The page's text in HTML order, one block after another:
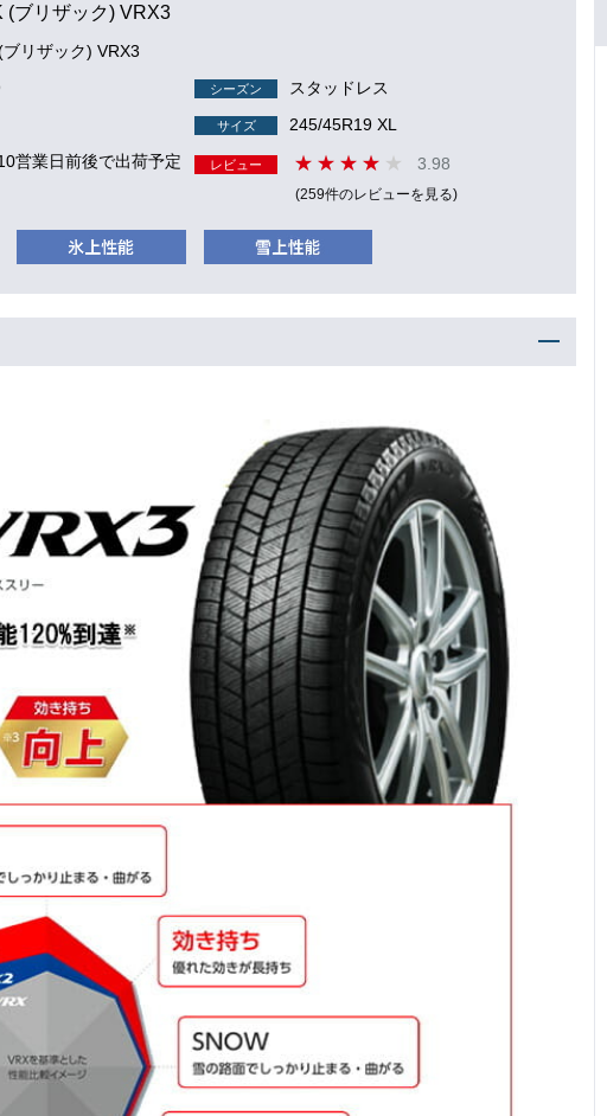
(ブリザック) VRX3
リザック) VRX3
シーズン スタッドレス
サイズ
245/45R19 XL
営業日前後で出荷予定
レビュー 3.98
(259件のレビューを見る)